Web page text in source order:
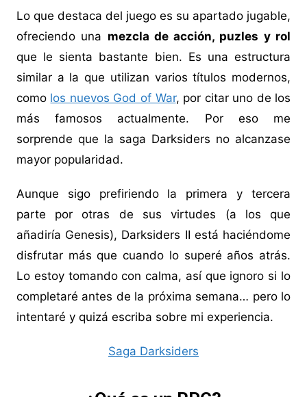
Lo que destaca del juego es su apartado jugable,
ofreciendo una mezcla de acción, puzles y rol
que le sienta bastante bien. Es una estructura
similar a la que utilizan varios títulos modernos,
como los nuevos God of War, por citar uno de los
más famosos actualmente. Por eso me
sorprende que la saga Darksiders no alcanzase
mayor popularidad.
Aunque sigo prefiriendo la primera y tercera
parte por otras de sus virtudes (a los que
añadiría Genesis), Darksiders II está haciéndome
disfrutar más que cuando lo superé años atrás.
Lo estoy tomando con calma, así que ignoro si lo
completaré antes de la próxima semana… pero lo
intentaré y quizá escriba sobre mi experiencia.
Saga Darksiders